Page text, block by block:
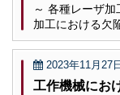
～ 各種レーザ
加工における欠
2023年11月27
工作機械にお